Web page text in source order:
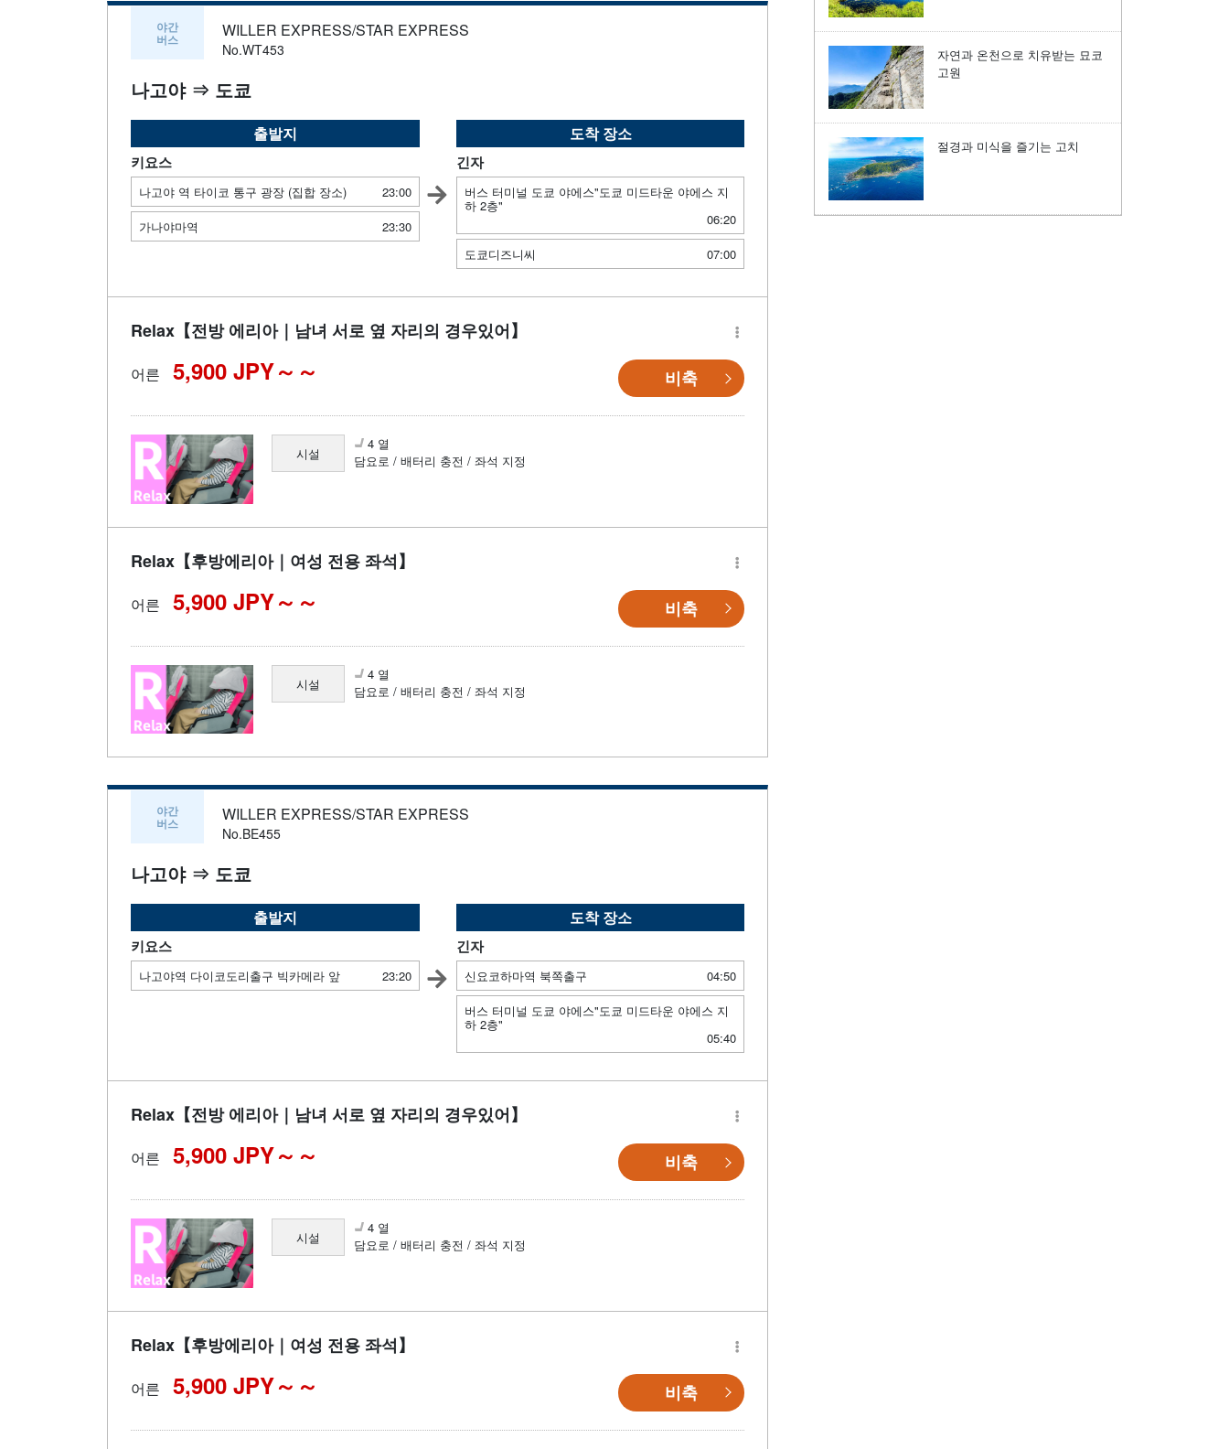
야간
버스 WILLER EXPRESS/STAR EXPRESS
No.WT453
나고야 ⇒ 도쿄
출발지
키요스
나고야 역 타이코 통구 광장 (집합 장소)
23:00
가나야마역
23:30
도착 장소
긴자
버스 터미널 도쿄 야에스"도쿄 미드타운 야에스 지
하 2층"
06:20
도쿄디즈니씨
07:00
Relax【전방 에리아｜남녀 서로 옆 자리의 경우있어】
어른 5,900 JPY～ 비축
시설
4 열
담요로 / 배터리 충전 / 좌석 지정
Relax【후방에리아｜여성 전용 좌석】
어른 5,900 JPY～ 비축
시설
4 열
담요로 / 배터리 충전 / 좌석 지정
야간
버스 WILLER EXPRESS/STAR EXPRESS
No.BE455
나고야 ⇒ 도쿄
출발지
키요스
나고야역 다이코도리출구 빅카메라 앞 23:20
도착 장소
긴자
신요코하마역 북쪽출구
04:50
버스 터미널 도쿄 야에스"도쿄 미드타운 야에스 지
하 2층"
05:40
Relax【전방 에리아｜남녀 서로 옆 자리의 경우있어】
어른 5,900 JPY～ 비축
시설
4 열
담요로 / 배터리 충전 / 좌석 지정
Relax【후방에리아｜여성 전용 좌석】
어른 5,900 JPY～ 비축
자연과 온천으로 치유받는 묘코
고원
절경과 미식을 즐기는 고치